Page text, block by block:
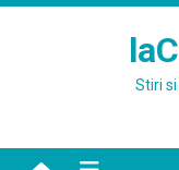
Stiri